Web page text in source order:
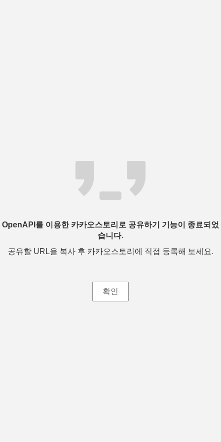
OpenAPI를 이용한 카카오스토리로 공유하기 기능이 종료되었
습니다.
공유할 URL을 복사 후 카카오스토리에 직접 등록해 보세요.
확인